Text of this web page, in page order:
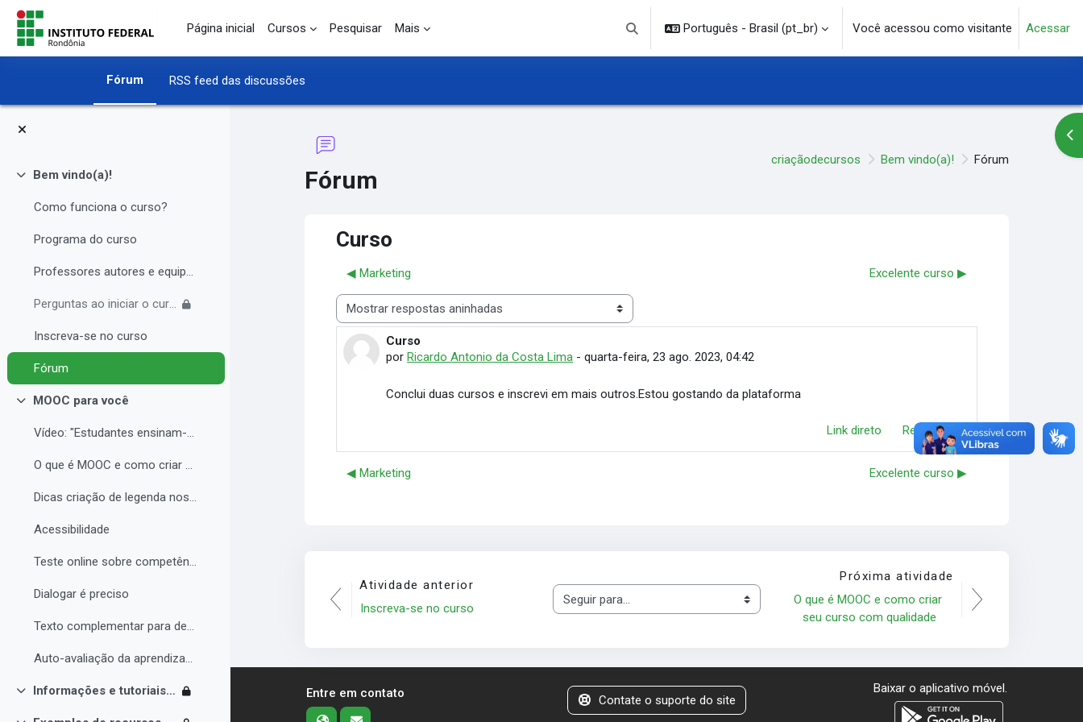
Ir para o conteúdo principal
Página inicial
Cursos Pesquisar Mais
Alternar entrada de pesquisa
Português - Brasil ‎(pt_br)‎ Você acessou como visitante Acessar
Fórum RSS feed das discussões
Contrair
Bem vindo(a)!
Como funciona o curso?
Programa do curso
Professores autores e equipe multidisciplinar
Perguntas ao iniciar o curso
Inscreva-se no curso
Fórum
Contrair
MOOC para você
Vídeo: "Estudantes ensinam-se uns aos outros const...
O que é MOOC e como criar seu curso com qualidade
Dicas criação de legenda nos vídeos
Acessibilidade
Teste online sobre competências digitais
Dialogar é preciso
Texto complementar para debate sobre MOOC
Auto-avaliação da aprendizagem
Contrair
Informações e tutoriais Moodle
Fórum
criaçãodecursos Bem vindo(a)! Fórum
Curso
◀︎ Marketing Excelente curso ▶︎
Modo de visualização
Curso
porRicardo Antonio da Costa Lima -quarta-feira, 23 ago. 2023, 04:42
Número de respostas: 0
Conclui duas cursos e inscrevi em mais outros.Estou gostando da plataforma
Link direto Responder
◀︎ Marketing Excelente curso ▶︎
Atividade anterior
Inscreva-se no curso
Seguir para...
Próxima atividade
O que é MOOC e como criar
seu curso com qualidade
Entre em contato Contate o suporte do site
Baixar o aplicativo móvel.